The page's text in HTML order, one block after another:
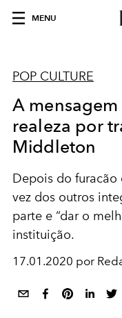
MENU
POP CULTURE
A
realeza por
Middleton
Depois do furacão
vez dos outros
parte e “dar o
instituição.
17.01.2020 por